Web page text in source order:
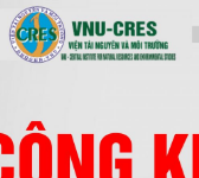
ban chuyên
sơ chuyên